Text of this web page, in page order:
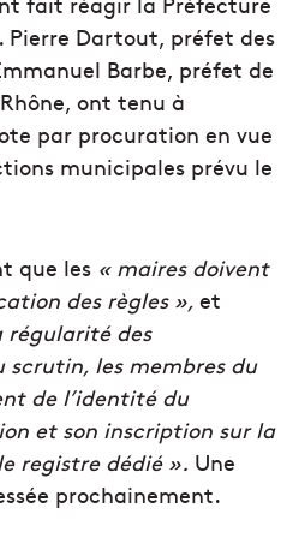
Pierre Dartout, préfet des
Barbe, préfet de
ont tenu à
par procuration en vue
municipales prévu le
que les « maires doivent
des règles », et
régularité des
scrutin, les membres du
de l’identité du
et son inscription sur la
registre dédié ». Une
prochainement.